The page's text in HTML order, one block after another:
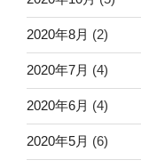
2020年8月 (2)
2020年7月 (4)
2020年6月 (4)
2020年5月 (6)